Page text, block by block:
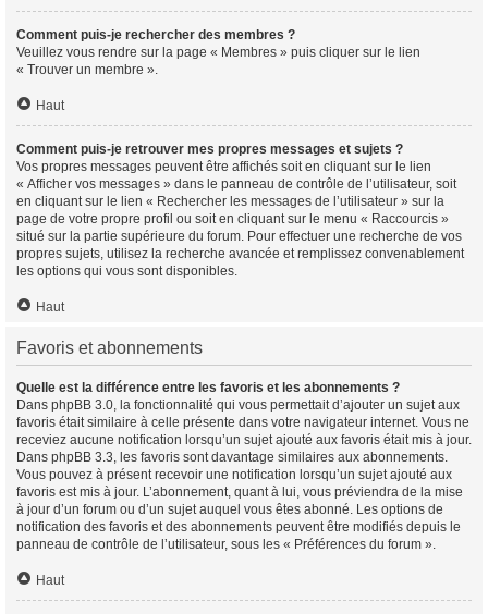
Comment puis-je rechercher des membres ?
Veuillez vous rendre sur la page « Membres » puis cliquer sur le lien
« Trouver un membre ».
Haut
Comment puis-je retrouver mes propres messages et sujets ?
Vos propres messages peuvent être affichés soit en cliquant sur le lien
« Afficher vos messages » dans le panneau de contrôle de l’utilisateur, soit
en cliquant sur le lien « Rechercher les messages de l’utilisateur » sur la
page de votre propre profil ou soit en cliquant sur le menu « Raccourcis »
situé sur la partie supérieure du forum. Pour effectuer une recherche de vos
propres sujets, utilisez la recherche avancée et remplissez convenablement
les options qui vous sont disponibles.
Haut
Favoris et abonnements
Quelle est la différence entre les favoris et les abonnements ?
Dans phpBB 3.0, la fonctionnalité qui vous permettait d’ajouter un sujet aux
favoris était similaire à celle présente dans votre navigateur internet. Vous ne
receviez aucune notification lorsqu’un sujet ajouté aux favoris était mis à jour.
Dans phpBB 3.3, les favoris sont davantage similaires aux abonnements.
Vous pouvez à présent recevoir une notification lorsqu’un sujet ajouté aux
favoris est mis à jour. L’abonnement, quant à lui, vous préviendra de la mise
à jour d’un forum ou d’un sujet auquel vous êtes abonné. Les options de
notification des favoris et des abonnements peuvent être modifiés depuis le
panneau de contrôle de l’utilisateur, sous les « Préférences du forum ».
Haut